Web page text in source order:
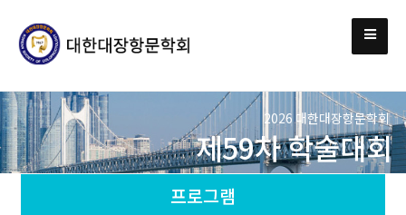
2026 대한대장항문학회
제59차 학술대회
프로그램